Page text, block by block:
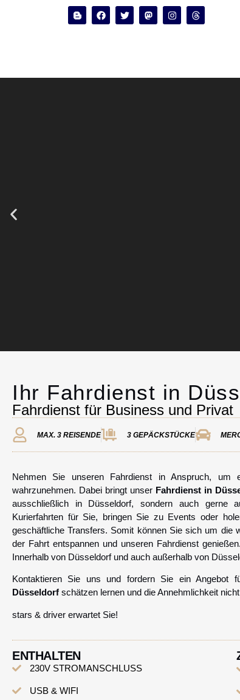
Chauffeurservice
Kontakt
Ihr Fahrdienst in
Fahrdienst für Business und Privat
MAX. 3 REISENDE 3 GEPÄCKSTÜCKE
Nehmen Sie unseren Fahrdienst in Anspruch, um
wahrzunehmen. Dabei bringt unser Fahrdienst in
ausschließlich in Düsseldorf, sondern auch gerne
Kurierfahrten für Sie, bringen Sie zu Events oder
geschäftliche Transfers. Somit können Sie sich um die
der Fahrt entspannen und unseren Fahrdienst
Innerhalb von Düsseldorf und auch außerhalb von
Kontaktieren Sie uns und fordern Sie ein Angebot
Düsseldorf schätzen lernen und die Annehmlichkeit
stars & driver erwartet Sie!
ENTHALTEN
230V STROMANSCHLUSS
USB & WIFI